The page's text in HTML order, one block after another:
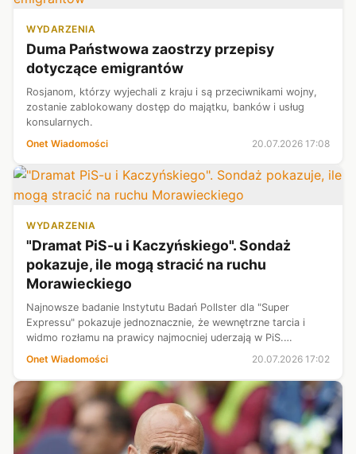
WYDARZENIA
Duma Państwowa zaostrzy przepisy
dotyczące emigrantów
Rosjanom, którzy wyjechali z kraju i są przeciwnikami wojny,
zostanie zablokowany dostęp do majątku, banków i usług
konsularnych.
Onet Wiadomości
20.07.2026 17:08
WYDARZENIA
"Dramat PiS-u i Kaczyńskiego". Sondaż
pokazuje, ile mogą stracić na ruchu
Morawieckiego
Najnowsze badanie Instytutu Badań Pollster dla "Super
Expressu" pokazuje jednoznacznie, że wewnętrzne tarcia i
widmo rozłamu na prawicy najmocniej uderzają w PiS.
Pojawienie się nowej formacji Mateusza Morawieckiego
Onet Wiadomości 20.07.2026 17:02